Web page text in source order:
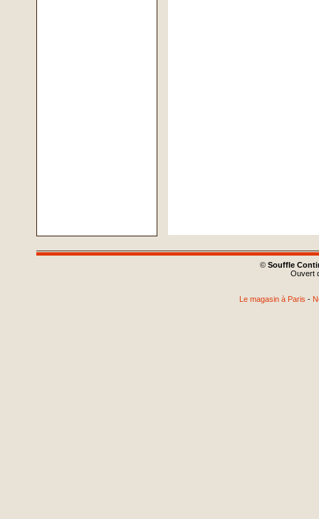
© Souffle
Ouvert
Le magasin à Paris -